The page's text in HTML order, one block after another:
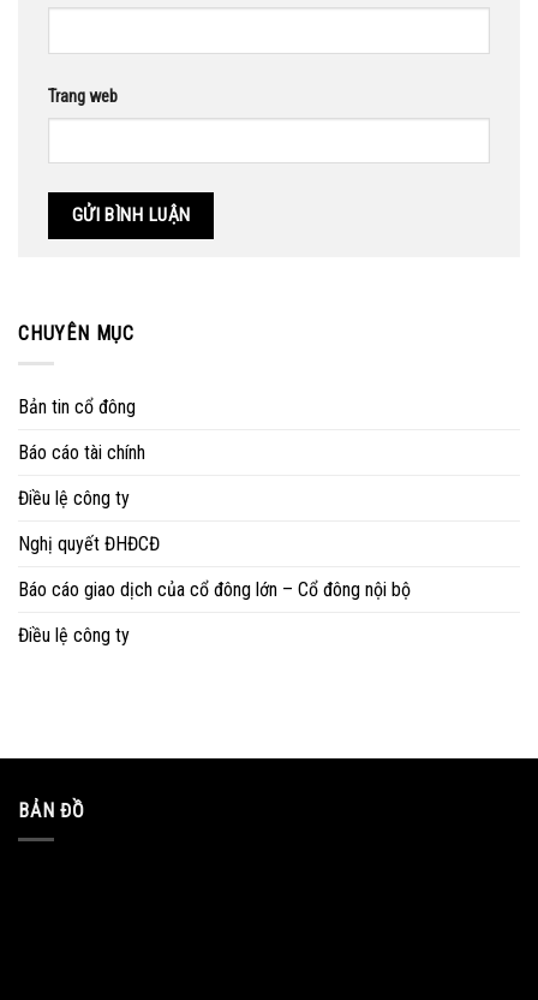
Trang web
CHUYÊN MỤC
Bản tin cổ đông
Báo cáo tài chính
Điều lệ công ty
Nghị quyết ĐHĐCĐ
Báo cáo giao dịch của cổ đông lớn – Cổ đông nội bộ
Điều lệ công ty
BẢN ĐỒ